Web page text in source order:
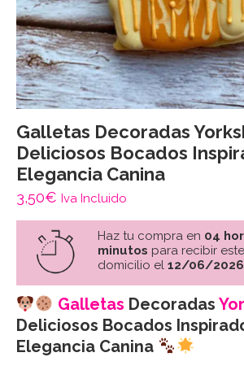
Galletas Decoradas
Deliciosos Bocados
Elegancia Canina
3,50€ Iva Incluido
Haz tu compra en 04
minutos para recibir
domicilio el 12/06/2026
Galletas Decoradas
Deliciosos Bocados
Elegancia Canina